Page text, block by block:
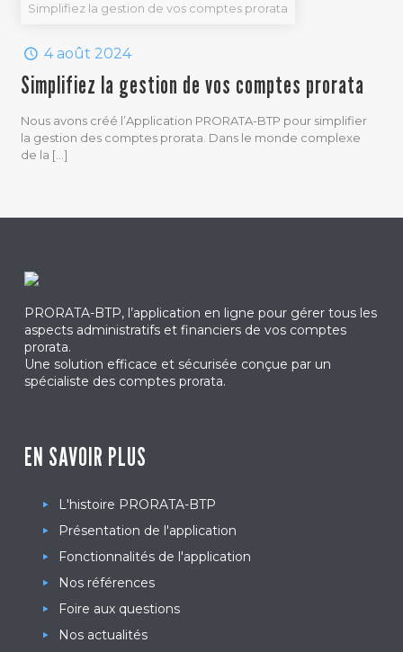
Simplifiez la gestion de vos comptes prorata
4 août 2024
Simplifiez la gestion de vos comptes prorata
Nous avons créé l’Application PRORATA-BTP pour simplifier
la gestion des comptes prorata. Dans le monde complexe
de la […]
PRORATA-BTP, l’application en ligne pour gérer tous les
aspects administratifs et financiers de vos comptes
prorata.
Une solution efficace et sécurisée conçue par un
spécialiste des comptes prorata.
EN SAVOIR PLUS
L'histoire PRORATA-BTP
Présentation de l'application
Fonctionnalités de l'application
Nos références
Foire aux questions
Nos actualités